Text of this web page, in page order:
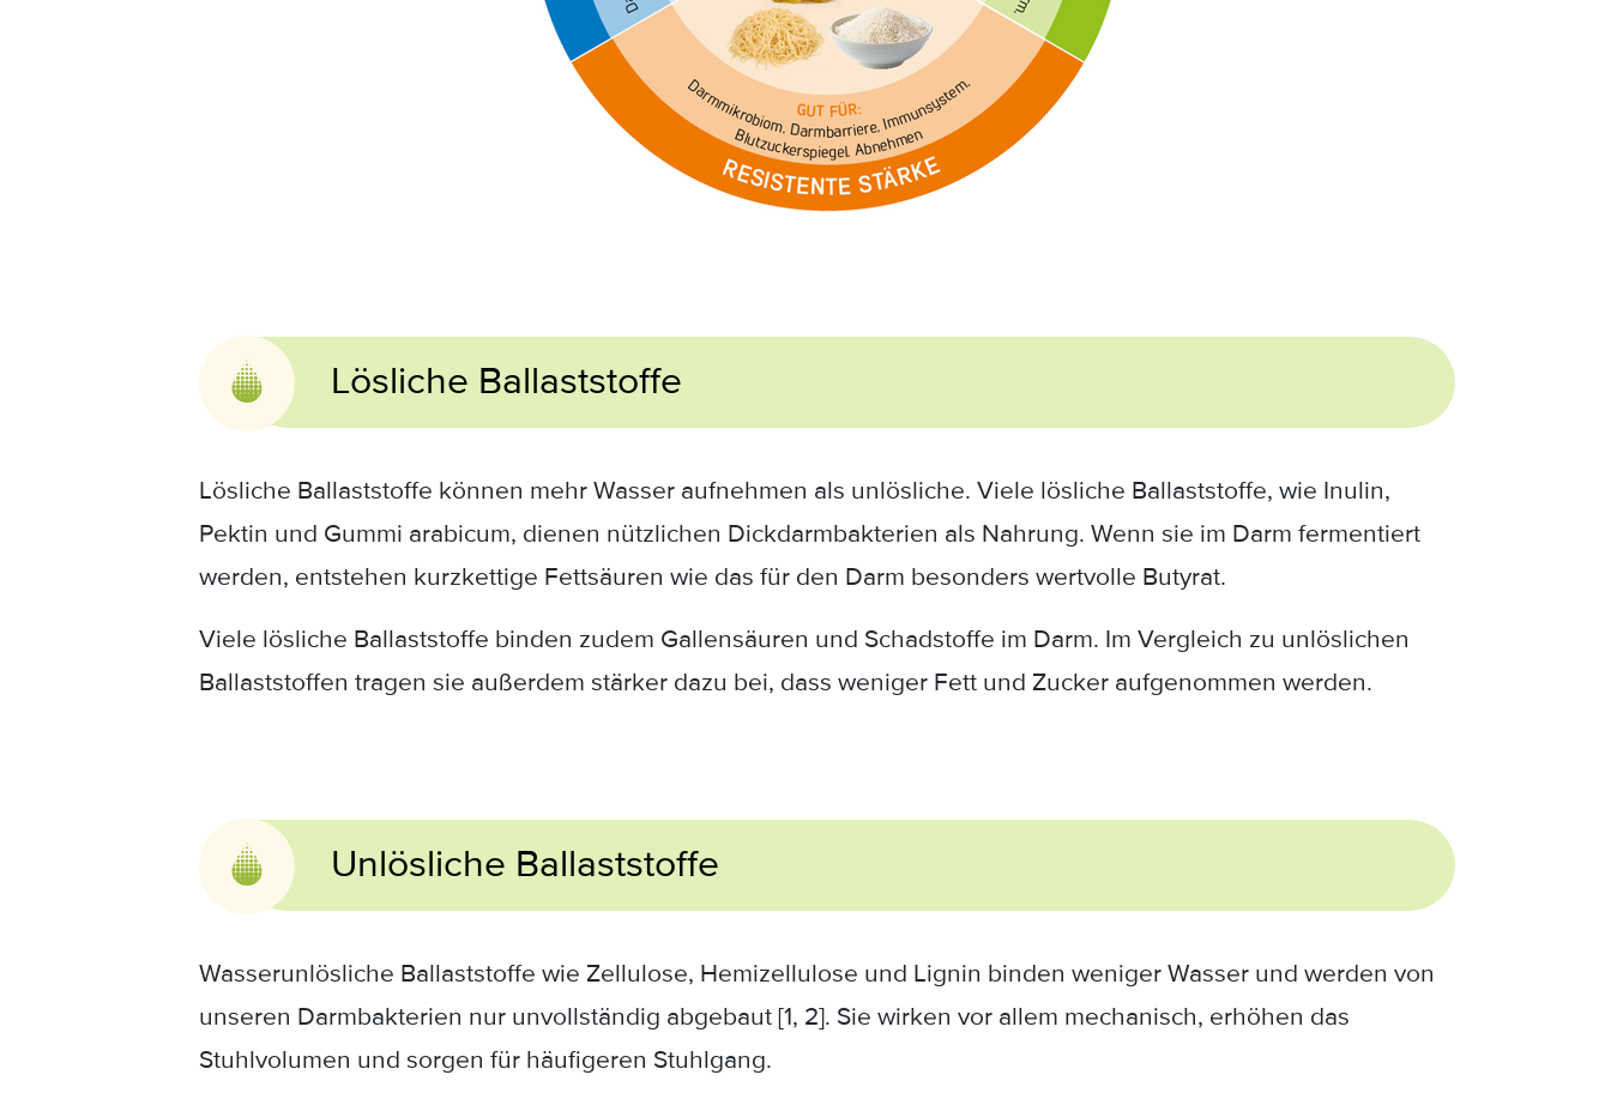
Lösliche Ballaststoffe
Lösliche Ballaststoffe können mehr Wasser aufnehmen als unlösliche. Viele lösliche Ballaststoffe, wie Inulin,
Pektin und Gummi arabicum, dienen nützlichen Dickdarmbakterien als Nahrung. Wenn sie im Darm fermentiert
werden, entstehen kurzkettige Fettsäuren wie das für den Darm besonders wertvolle Butyrat.
Viele lösliche Ballaststoffe binden zudem Gallensäuren und Schadstoffe im Darm. Im Vergleich zu unlöslichen
Ballaststoffen tragen sie außerdem stärker dazu bei, dass weniger Fett und Zucker aufgenommen werden.
Unlösliche Ballaststoffe
Wasserunlösliche Ballaststoffe wie Zellulose, Hemizellulose und Lignin binden weniger Wasser und werden von
unseren Darmbakterien nur unvollständig abgebaut [1, 2]. Sie wirken vor allem mechanisch, erhöhen das
Stuhlvolumen und sorgen für häufigeren Stuhlgang.